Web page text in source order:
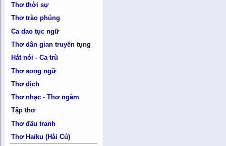
Thơ thời sự
Thơ trào phúng
Ca dao tục ngữ
Thơ dân gian truyền tụng
Hát nói - Ca trù
Thơ song ngữ
Thơ dịch
Thơ nhạc - Thơ ngâm
Tập thơ
Thơ đấu tranh
Thơ Haiku (Hài Cú)